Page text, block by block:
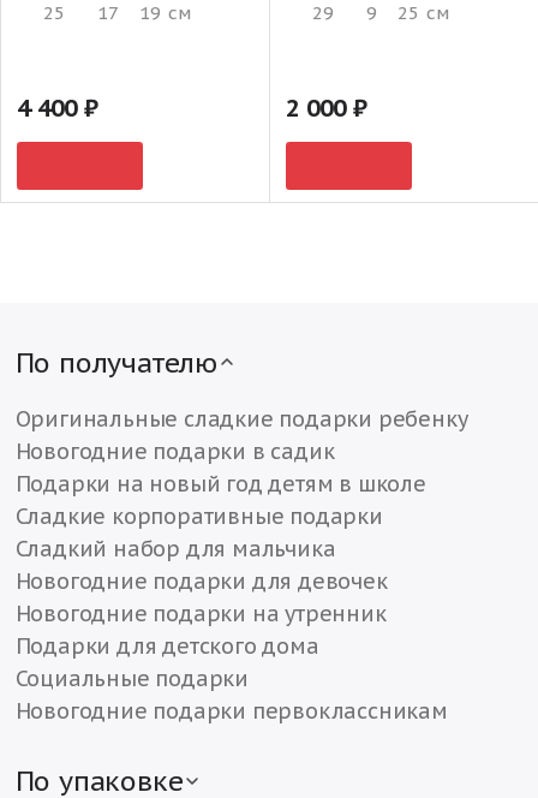
25
17 19 см
4 400
29
9 25 см
2 000
По получателю
Оригинальные сладкие подарки ребенку
Новогодние подарки в садик
Подарки на новый год детям в школе
Сладкие корпоративные подарки
Сладкий набор для мальчика
Новогодние подарки для девочек
Новогодние подарки на утренник
Подарки для детского дома
Социальные подарки
Новогодние подарки первоклассникам
По упаковке